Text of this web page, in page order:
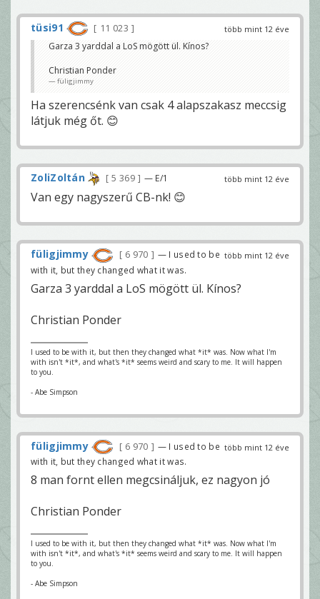
több mint 12 éve
tüsi91
11 023
Garza 3 yarddal a LoS mögött ül. Kínos?
Christian Ponder
füligjimmy
Ha szerencsénk van csak 4 alapszakasz meccsig
látjuk még őt. 😊
több mint 12 éve
ZoliZoltán 5 369 — E/1
Van egy nagyszerű CB-nk! 😊
több mint 12 éve
füligjimmy 6 970
— I used to be
with it, but they changed what it was.
Garza 3 yarddal a LoS mögött ül. Kínos?
Christian Ponder
I used to be with it, but then they changed what *it* was. Now what I'm
with isn't *it*, and what's *it* seems weird and scary to me. It will happen
to you.
- Abe Simpson
több mint 12 éve
füligjimmy 6 970
— I used to be
with it, but they changed what it was.
8 man fornt ellen megcsináljuk, ez nagyon jó
Christian Ponder
I used to be with it, but then they changed what *it* was. Now what I'm
with isn't *it*, and what's *it* seems weird and scary to me. It will happen
to you.
- Abe Simpson